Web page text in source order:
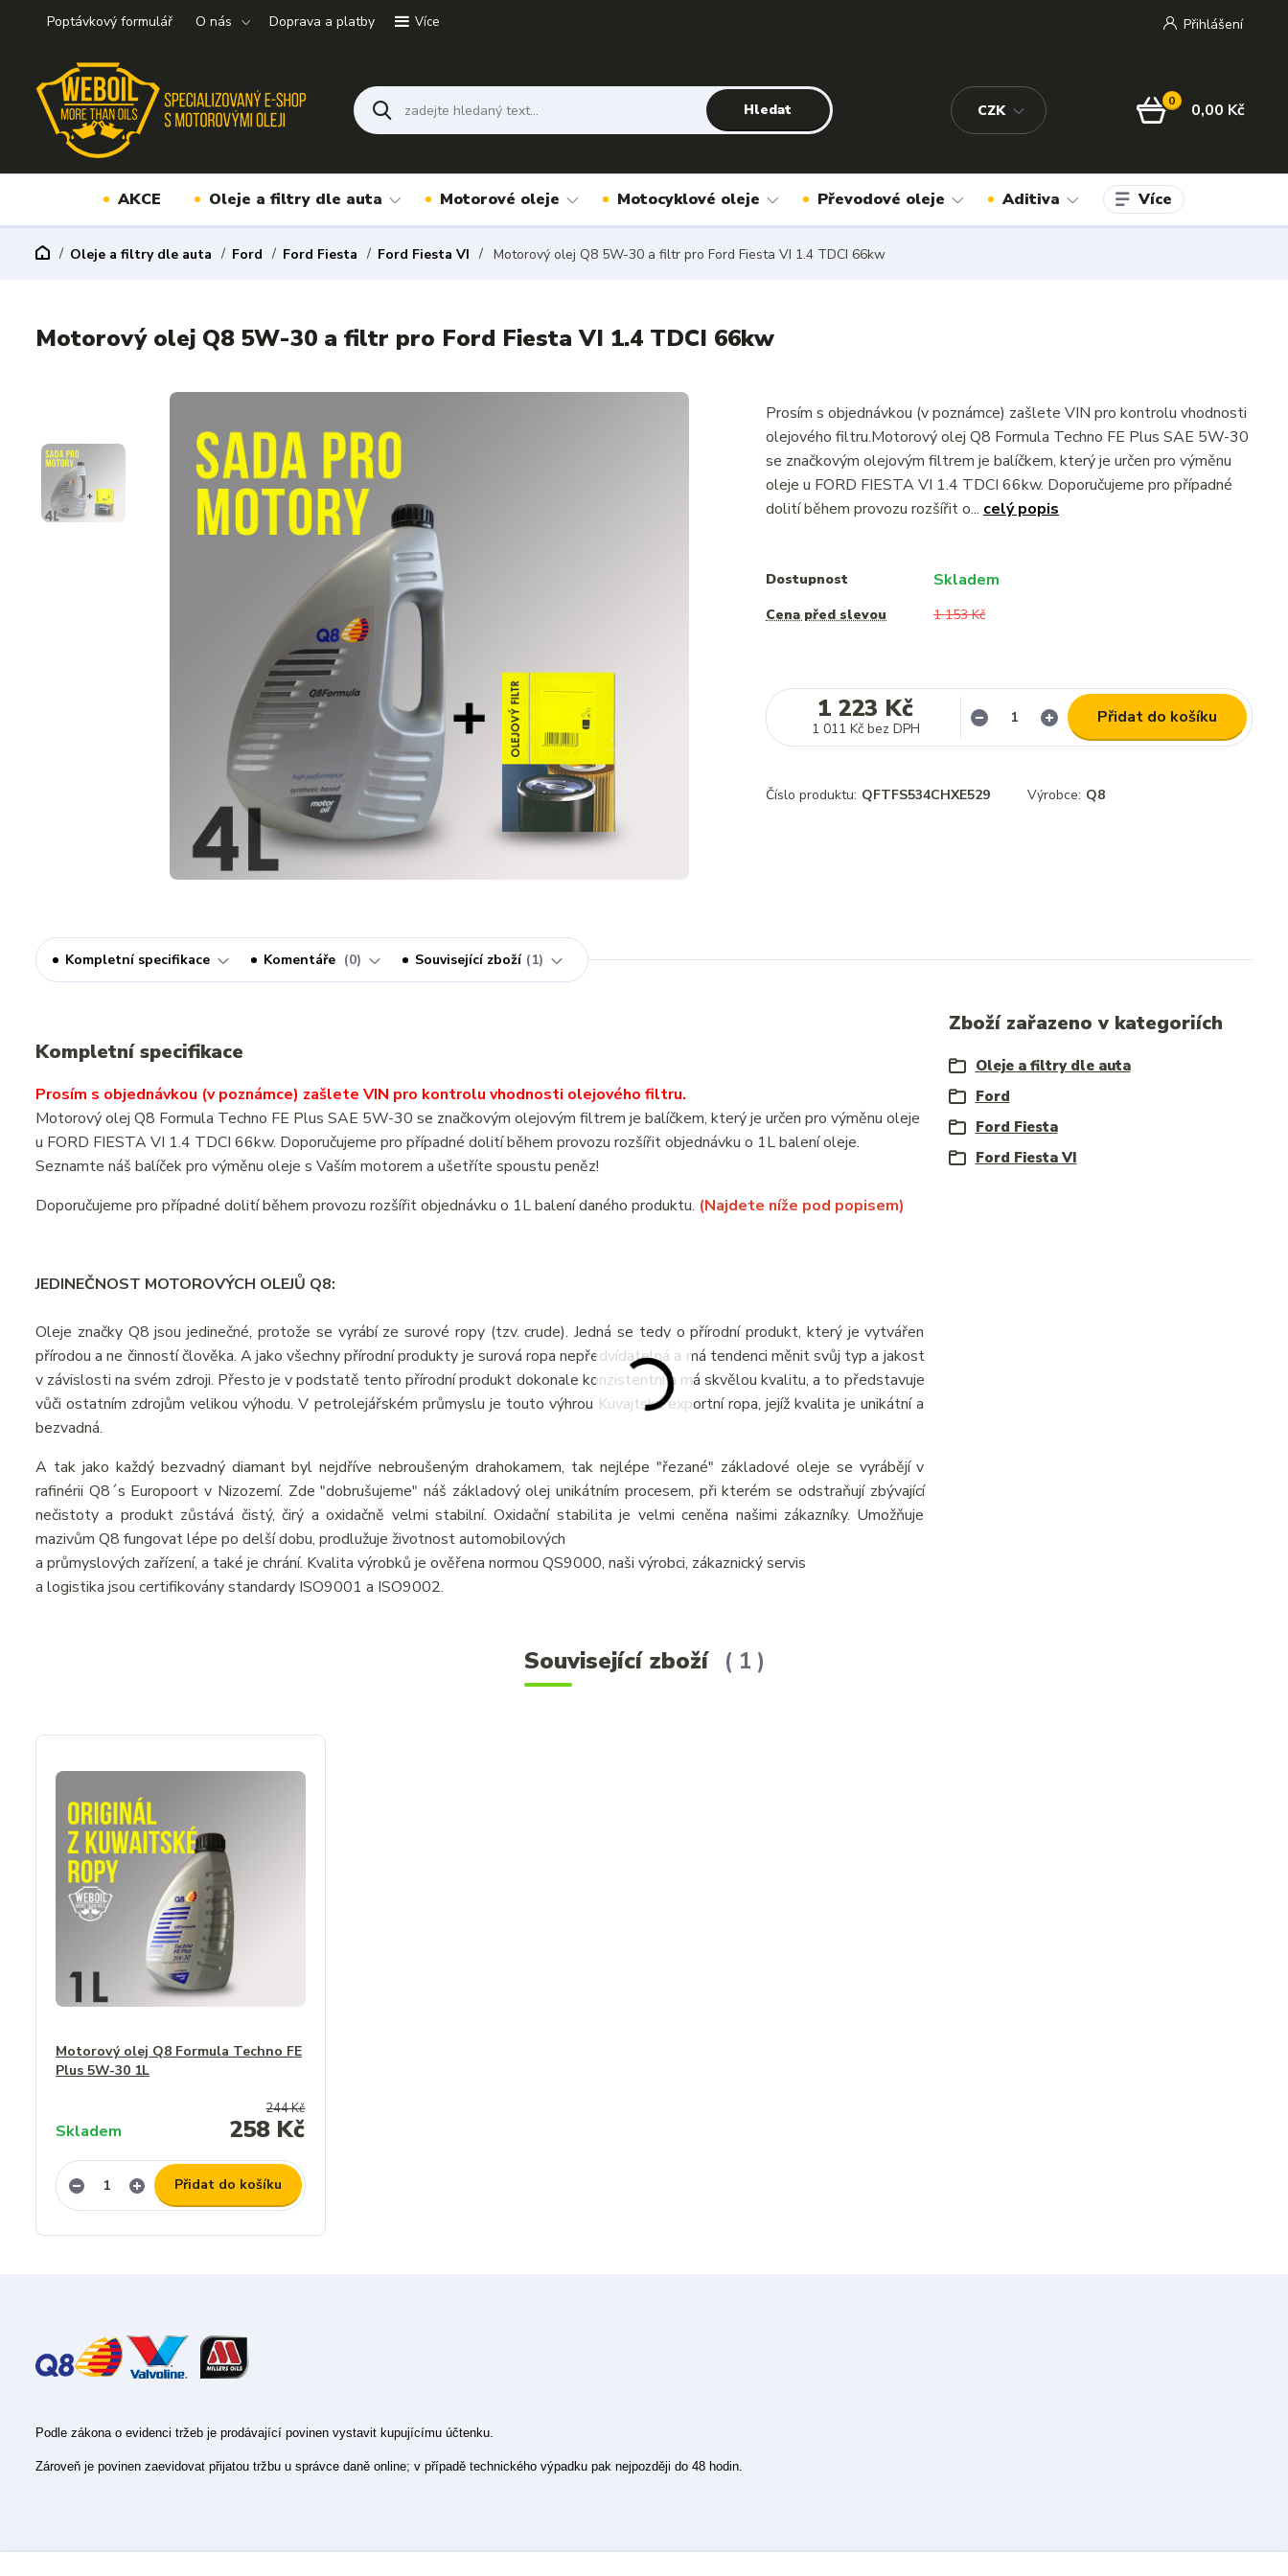
Poptávkový formulář O nás Doprava a platby Více
CZK
Přihlášení
Hledat 0 0,00 Kč
AKCE Oleje a filtry dle auta Motorové oleje Motocyklové oleje Převodové oleje Aditiva Více
Oleje a filtry dle auta Ford Ford Fiesta Ford Fiesta VI Motorový olej Q8 5W-30 a filtr pro Ford Fiesta VI 1.4 TDCI 66kw
Motorový olej Q8 5W-30 a filtr pro Ford Fiesta VI 1.4 TDCI 66kw
Prosím s objednávkou (v poznámce) zašlete VIN pro kontrolu vhodnosti
olejového filtru.Motorový olej Q8 Formula Techno FE Plus SAE 5W-30
se značkovým olejovým filtrem je balíčkem, který je určen pro výměnu
oleje u FORD FIESTA VI 1.4 TDCI 66kw. Doporučujeme pro případné
dolití během provozu rozšířit o... celý popis
Dostupnost Skladem
Cena před slevou 1 153 Kč
1 223 Kč
1 011 Kč bez DPH
Přidat do košíku
Číslo produktu: QFTFS534CHXE529 Výrobce: Q8
Kompletní specifikace Komentáře 0 Související zboží 1
Kompletní specifikace
Prosím s objednávkou (v poznámce) zašlete VIN pro kontrolu vhodnosti olejového filtru.
Motorový olej Q8 Formula Techno FE Plus SAE 5W-30 se značkovým olejovým filtrem je balíčkem, který je určen pro výměnu oleje
u FORD FIESTA VI 1.4 TDCI 66kw. Doporučujeme pro případné dolití během provozu rozšířit objednávku o 1L balení oleje.
Seznamte náš balíček pro výměnu oleje s Vaším motorem a ušetříte spoustu peněz!
Doporučujeme pro případné dolití během provozu rozšířit objednávku o 1L balení daného produktu. (Najdete níže pod popisem)
JEDINEČNOST MOTOROVÝCH OLEJŮ Q8:
Oleje značky Q8 jsou jedinečné, protože se vyrábí ze surové ropy (tzv. crude). Jedná se tedy o přírodní produkt, který je vytvářen
přírodou a ne činností člověka. A jako všechny přírodní produkty je surová ropa nepředvídatelná a má tendenci měnit svůj typ a jakost
v závislosti na svém zdroji. Přesto je v podstatě tento přírodní produkt dokonale konzistentní a má skvělou kvalitu, a to představuje
vůči ostatním zdrojům velikou výhodu. V petrolejářském průmyslu je touto výhrou Kuvajtská exportní ropa, jejíž kvalita je unikátní a
bezvadná.
A tak jako každý bezvadný diamant byl nejdříve nebroušeným drahokamem, tak nejlépe "řezané" základové oleje se vyrábějí v
rafinérii Q8´s Europoort v Nizozemí. Zde "dobrušujeme" náš základový olej unikátním procesem, při kterém se odstraňují zbývající
nečistoty a produkt zůstává čistý, čirý a oxidačně velmi stabilní. Oxidační stabilita je velmi ceněna našimi zákazníky. Umožňuje
mazivům Q8 fungovat lépe po delší dobu, prodlužuje životnost automobilových
a průmyslových zařízení, a také je chrání. Kvalita výrobků je ověřena normou QS9000, naši výrobci, zákaznický servis
a logistika jsou certifikovány standardy ISO9001 a ISO9002.
Zboží zařazeno v kategoriích
Oleje a filtry dle auta
Ford
Ford Fiesta
Ford Fiesta VI
Související zboží 1
Motorový olej Q8 Formula Techno FE
Plus 5W-30 1L
244 Kč
258 Kč
Skladem
Přidat do košíku
Podle zákona o evidenci tržeb je prodávající povinen vystavit kupujícímu účtenku.
Zároveň je povinen zaevidovat přijatou tržbu u správce daně online; v případě technického výpadku pak nejpozději do 48 hodin.